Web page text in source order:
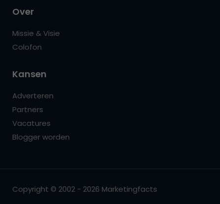
Over
Missie & Visie
Colofon
Kansen
Adverteren
Partners
Vacatures
Blogger worden
Copyright © 2002 - 2026 Marketingfacts